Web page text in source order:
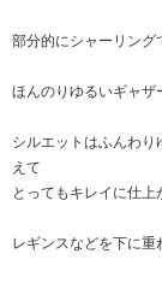
部分的にシャーリング
ほんのりゆるいギャザ
シルエットはふんわ
えて
とってもキレイに仕上
レギンスなどを下に重